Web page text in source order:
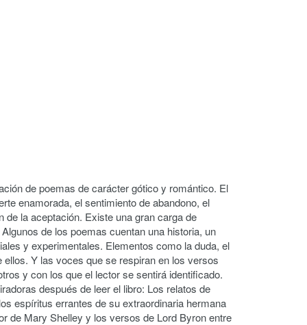
de poemas de carácter gótico y romántico. El
enamorada, el sentimiento de abandono, el
la aceptación. Existe una gran carga de
de los poemas cuentan una historia, un
y experimentales. Elementos como la duda, el
Y las voces que se respiran en los versos
y con los que el lector se sentirá identificado.
después de leer el libro: Los relatos de
espíritus errantes de su extraordinaria hermana
de Mary Shelley y los versos de Lord Byron entre